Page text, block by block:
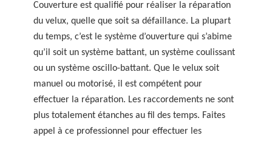
Couverture est qualifié pour réaliser la réparation
du velux, quelle que soit sa défaillance. La plupart
du temps, c’est le système d’ouverture qui s’abime
qu’il soit un système battant, un système coulissant
ou un système oscillo-battant. Que le velux soit
manuel ou motorisé, il est compétent pour
effectuer la réparation. Les raccordements ne sont
plus totalement étanches au fil des temps. Faites
appel à ce professionnel pour effectuer les